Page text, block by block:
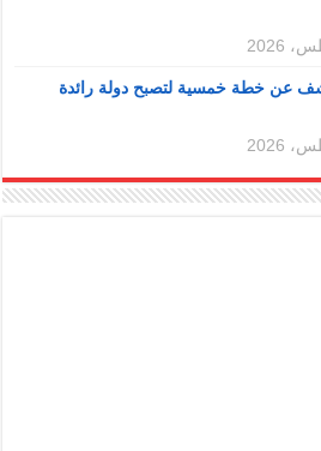
عن خطة خمسية لتصبح دولة رائدة